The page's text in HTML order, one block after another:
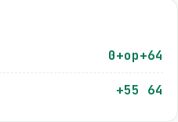
0+op+64
+55 64